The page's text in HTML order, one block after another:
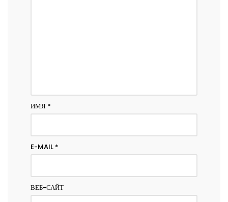
ИМЯ *
E-MAIL *
ВЕБ-САЙТ